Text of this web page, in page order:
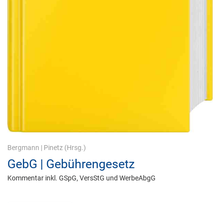
Bergmann | Pinetz (Hrsg.)
GebG | Gebührengesetz
Kommentar inkl. GSpG, VersStG und WerbeAbgG